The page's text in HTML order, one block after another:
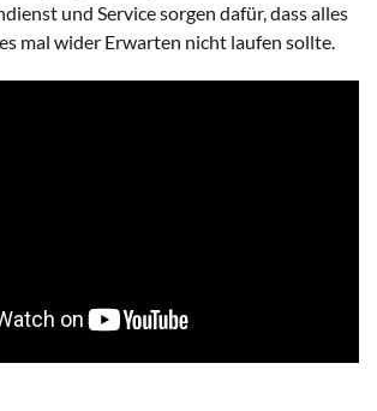
und Service sorgen dafür, dass alles
mal wider Erwarten nicht laufen sollte.